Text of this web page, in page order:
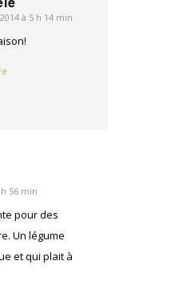
à 5 h 14 min
56 min
pour des
Un légume
et qui plait à